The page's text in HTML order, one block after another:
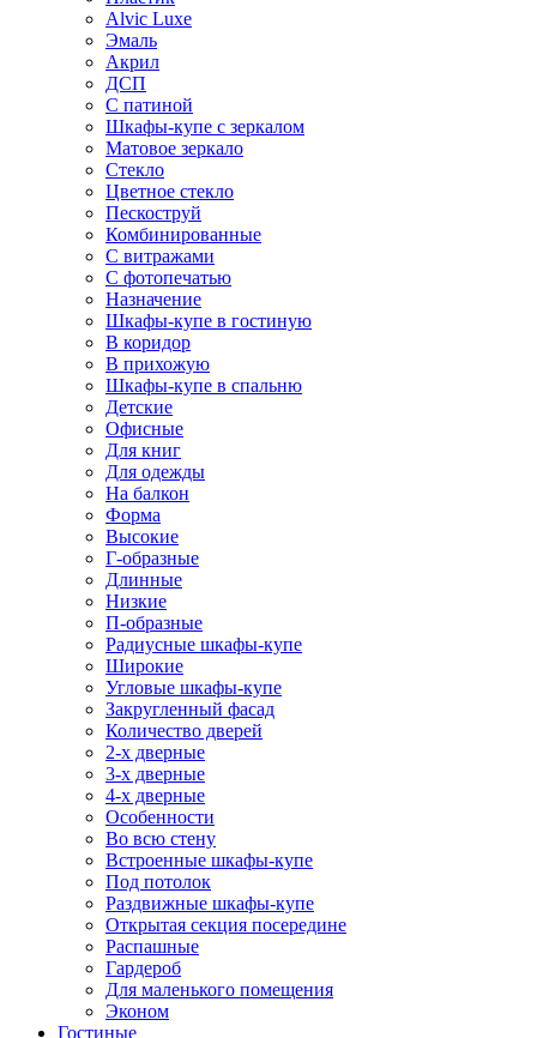
Alvic Luxe
Эмаль
Акрил
ДСП
С патиной
Шкафы-купе с зеркалом
Матовое зеркало
Стекло
Цветное стекло
Пескоструй
Комбинированные
С витражами
С фотопечатью
Назначение
Шкафы-купе в гостиную
В коридор
В прихожую
Шкафы-купе в спальню
Детские
Офисные
Для книг
Для одежды
На балкон
Форма
Высокие
Г-образные
Длинные
Низкие
П-образные
Радиусные шкафы-купе
Широкие
Угловые шкафы-купе
Закругленный фасад
Количество дверей
2-х дверные
3-х дверные
4-х дверные
Особенности
Во всю стену
Встроенные шкафы-купе
Под потолок
Раздвижные шкафы-купе
Открытая секция посередине
Распашные
Гардероб
Для маленького помещения
Эконом
Гостиные